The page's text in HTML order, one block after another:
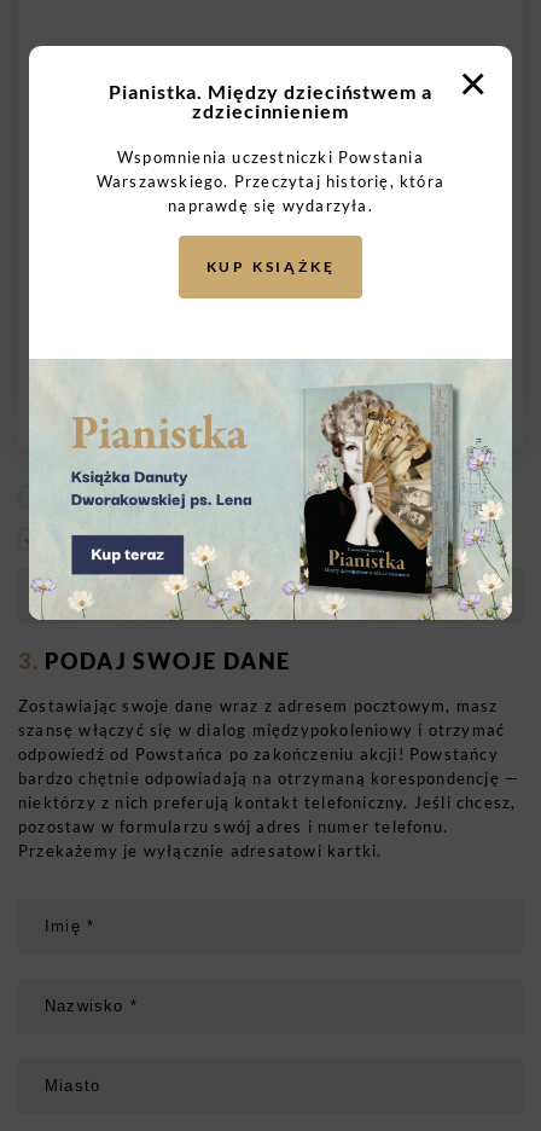
Wysyłam do dowolnego Powstańca
Wysyłam do wybranego Powstańca
PODAJ SWOJE DANE
Zostawiając swoje dane wraz z adresem pocztowym, masz
szansę włączyć się w dialog międzypokoleniowy i otrzymać
odpowiedź od Powstańca po zakończeniu akcji! Powstańcy
bardzo chętnie odpowiadają na otrzymaną korespondencję —
niektórzy z nich preferują kontakt telefoniczny. Jeśli chcesz,
pozostaw w formularzu swój adres i numer telefonu.
Przekażemy je wyłącznie adresatowi kartki.
×
Pianistka. Między dzieciństwem a
zdziecinnieniem
Wspomnienia uczestniczki Powstania
Warszawskiego. Przeczytaj historię, która
naprawdę się wydarzyła.
KUP KSIĄŻKĘ